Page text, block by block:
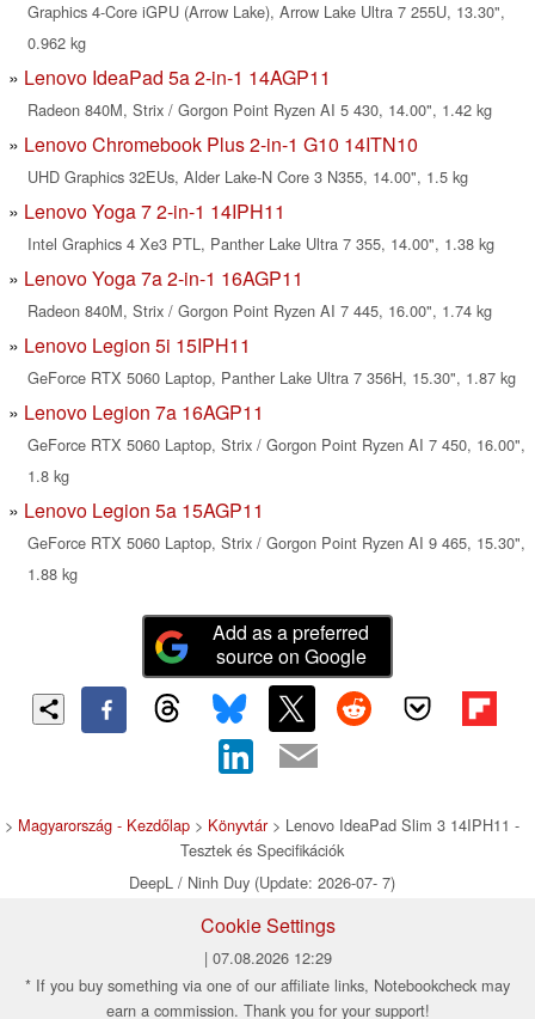
Graphics 4-Core iGPU (Arrow Lake), Arrow Lake Ultra 7 255U, 13.30",
0.962 kg
Lenovo IdeaPad 5a 2-in-1 14AGP11
Radeon 840M, Strix / Gorgon Point Ryzen AI 5 430, 14.00", 1.42 kg
Lenovo Chromebook Plus 2-in-1 G10 14ITN10
UHD Graphics 32EUs, Alder Lake-N Core 3 N355, 14.00", 1.5 kg
Lenovo Yoga 7 2-in-1 14IPH11
Intel Graphics 4 Xe3 PTL, Panther Lake Ultra 7 355, 14.00", 1.38 kg
Lenovo Yoga 7a 2-in-1 16AGP11
Radeon 840M, Strix / Gorgon Point Ryzen AI 7 445, 16.00", 1.74 kg
Lenovo Legion 5i 15IPH11
GeForce RTX 5060 Laptop, Panther Lake Ultra 7 356H, 15.30", 1.87 kg
Lenovo Legion 7a 16AGP11
GeForce RTX 5060 Laptop, Strix / Gorgon Point Ryzen AI 7 450, 16.00",
1.8 kg
Lenovo Legion 5a 15AGP11
GeForce RTX 5060 Laptop, Strix / Gorgon Point Ryzen AI 9 465, 15.30",
1.88 kg
Add as a preferred
source on Google
> Magyarország - Kezdőlap> Könyvtár> Lenovo IdeaPad Slim 3 14IPH11 -
Tesztek és Specifikációk
DeepL / Ninh Duy (Update: 2026-07- 7)
Cookie Settings
| 07.08.2026 12:29
* If you buy something via one of our affiliate links, Notebookcheck may
earn a commission. Thank you for your support!